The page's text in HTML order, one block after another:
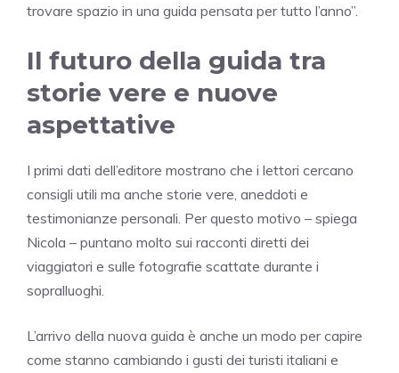
trovare spazio in una guida pensata per tutto l’anno”.
Il futuro della guida tra
storie vere e nuove
aspettative
I primi dati dell’editore mostrano che i lettori cercano
consigli utili ma anche storie vere, aneddoti e
testimonianze personali. Per questo motivo – spiega
Nicola – puntano molto sui racconti diretti dei
viaggiatori e sulle fotografie scattate durante i
sopralluoghi.
L’arrivo della nuova guida è anche un modo per capire
come stanno cambiando i gusti dei turisti italiani e